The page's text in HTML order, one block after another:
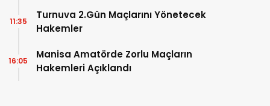
Turnuva 2.Gün Maçlarını Yönetecek
Hakemler
11:35
Manisa Amatörde Zorlu Maçların
Hakemleri Açıklandı
16:05